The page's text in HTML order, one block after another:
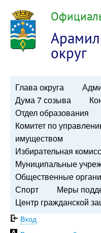
округ
Глава округа
Дума 7 созыва
Отдел образования
Комитет по
имуществом
Избирательная
Муниципальные
Общественные
Спорт
Меры
Центр гражданской
Вход